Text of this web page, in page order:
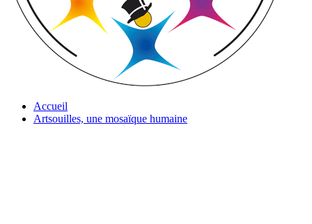
Accueil
Artsouilles, une mosaïque humaine